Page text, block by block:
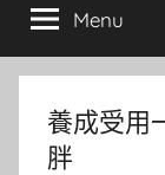
Menu
養成受用
胖